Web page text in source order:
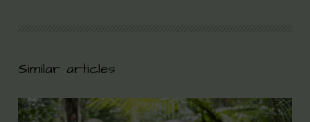
Similar articles